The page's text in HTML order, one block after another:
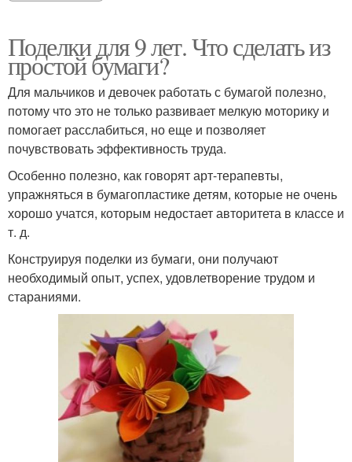
Поделки для 9 лет. Что сделать из
простой бумаги?
Для мальчиков и девочек работать с бумагой полезно,
потому что это не только развивает мелкую моторику и
помогает расслабиться, но еще и позволяет
почувствовать эффективность труда.
Особенно полезно, как говорят арт-терапевты,
упражняться в бумагопластике детям, которые не очень
хорошо учатся, которым недостает авторитета в классе и
т. д.
Конструируя поделки из бумаги, они получают
необходимый опыт, успех, удовлетворение трудом и
стараниями.